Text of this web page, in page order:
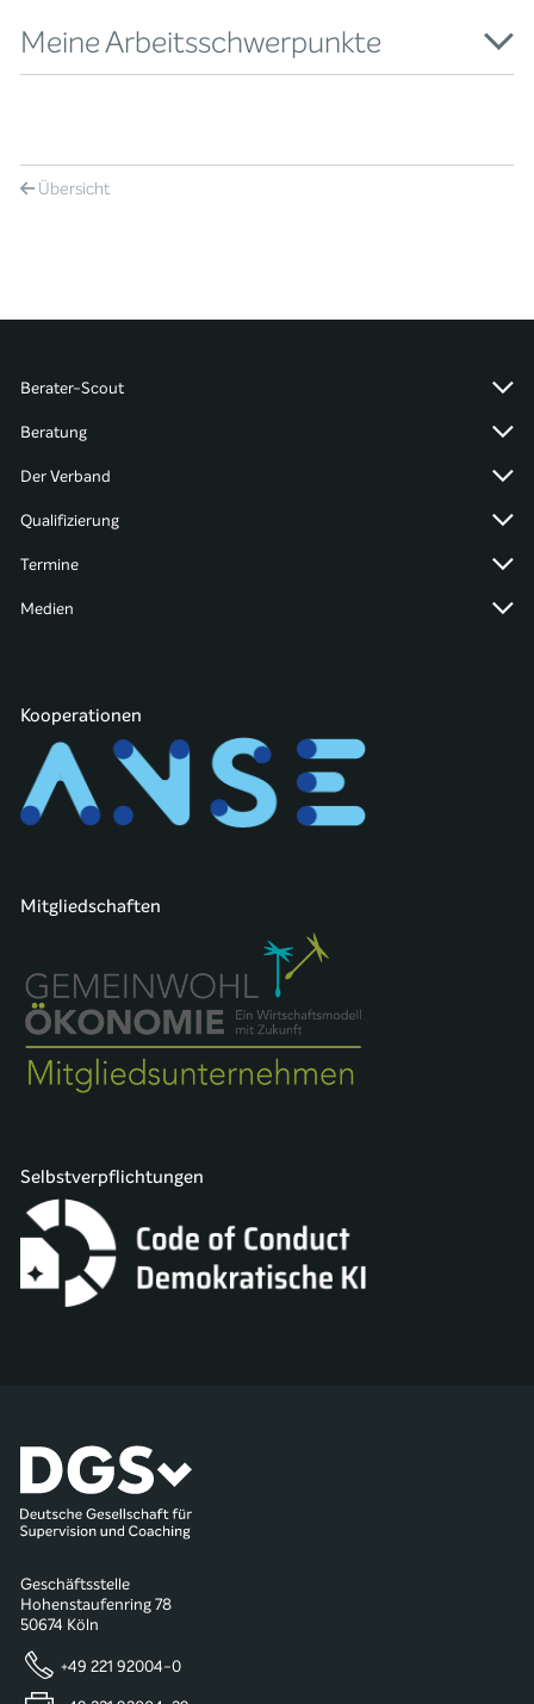
Meine Arbeitsschwerpunkte
Übersicht
Berater-Scout
Beratung
Der Verband
Qualifizierung
Termine
Medien
Kooperationen
Mitgliedschaften
Selbstverpflichtungen
Geschäftsstelle
Hohenstaufenring 78
50674 Köln
+49 221 92004-0